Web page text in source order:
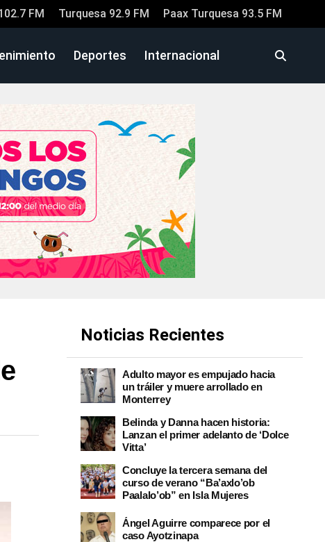
FM Turquesa 92.9 FM Paax Turquesa 93.5 FM
Deportes Internacional
Noticias Recientes
Adulto mayor es empujado hacia
un tráiler y muere arrollado en
Monterrey
Belinda y Danna hacen historia:
Lanzan el primer adelanto de ‘Dolce
Vitta’
Concluye la tercera semana del
curso de verano “Ba’axlo’ob
Paalalo’ob” en Isla Mujeres
Ángel Aguirre comparece por el
caso Ayotzinapa